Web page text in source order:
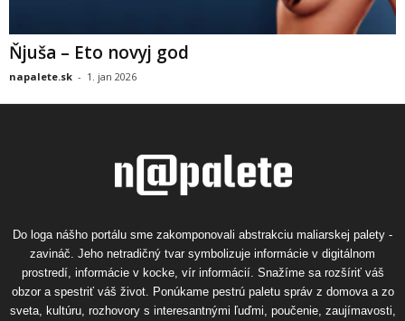
Ňjuša – Eto novyj god
napalete.sk - 1. jan 2026
Do loga nášho portálu sme zakomponovali abstrakciu maliarskej palety -
zavináč. Jeho netradičný tvar symbolizuje informácie v digitálnom
prostredí, informácie v kocke, vír informácií. Snažíme sa rozšíriť váš
obzor a spestriť váš život. Ponúkame pestrú paletu správ z domova a zo
sveta, kultúru, rozhovory s interesantnými ľuďmi, poučenie, zaujímavosti,